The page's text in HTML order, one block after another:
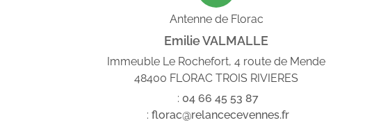
Antenne de Florac
Emilie VALMALLE
Immeuble Le Rochefort, 4 route de Mende
48400 FLORAC TROIS RIVIERES
: 04 66 45 53 87
: florac@relancecevennes.fr